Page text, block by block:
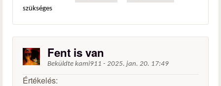
szükséges
Fent is van
Beküldte kami911 - 2025. jan. 20. 17:49
Értékelés: